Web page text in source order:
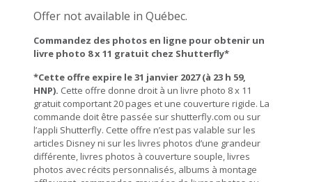
Offer not available inQuébec.
Commandez des photos en ligne pour obtenir un
livre photo 8 x 11 gratuit chez Shutterfly*
*Cette offre expire le 31 janvier 2027 (à 23 h 59,
HNP). Cette offre donne droit à un livre photo 8 x 11
gratuit comportant 20 pages et une couverture rigide. La
commande doit être passée sur shutterfly.com ou sur
l’appli Shutterfly. Cette offre n’est pas valable sur les
articles Disney ni sur les livres photos d’une grandeur
différente, livres photos à couverture souple, livres
photos avec récits personnalisés, albums à montage